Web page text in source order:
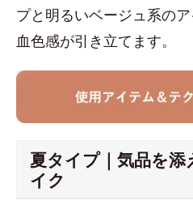
プと明るいベージュ系の
血色感が引き立てます。
夏タイプ｜気品を
イク